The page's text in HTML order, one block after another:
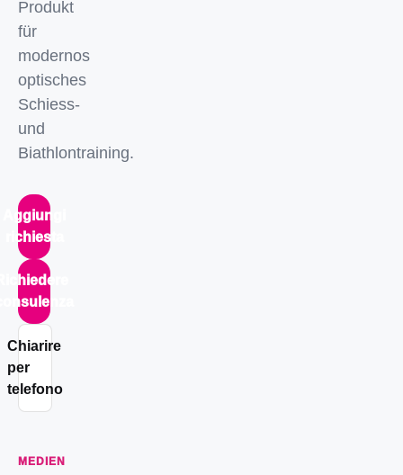
Produkt
für
modernos
optisches
Schiess-
und
Biathlontraining.
Aggiungi
richiesta
Chiarire
per
telefono
MEDIEN